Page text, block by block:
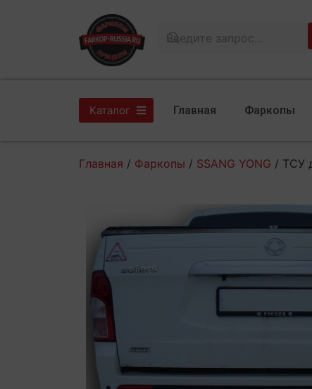
Каталог Главная Фаркопы
Главная / Фаркопы / SSANG YONG / ТСУ